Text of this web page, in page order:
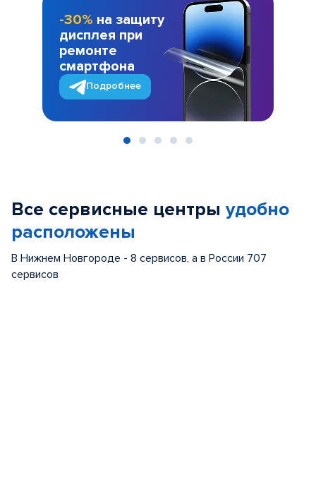
-30% на защиту
дисплея при
ремонте
смартфона
Подробнее
Все сервисные центры удобно
расположены
В Нижнем Новгороде - 8 сервисов, а в России 707
сервисов